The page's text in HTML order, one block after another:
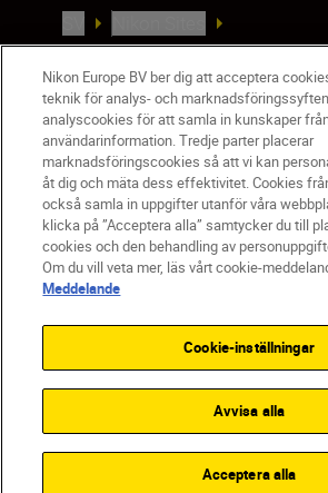
Kontakta oss
Policydokument om
Användningsvillkor
Användarvillkor för Nikon Store
Cookie-meddelande
Tillgänglighet
Cookieinställningar
© 2026 Nikon
Nikon Europe BV ber dig att acceptera
teknik för analys- och
analyscookies för att samla in kunskaper
användarinformation. Tredje parter placerar
marknadsföringscookies så att vi kan
åt dig och mäta dess effektivitet. Cookies
också samla in uppgifter utanför våra
klicka på ”Acceptera alla” samtycker du till
cookies och den behandling av
Om du vill veta mer, läs vårt cookie-
Meddelande
Cookie-inställningar
Avvisa alla
Acceptera alla